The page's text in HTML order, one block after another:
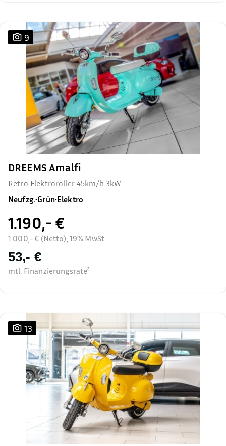
9
DREEMS Amalfi
Retro Elektroroller 45km/h 3kW
Neufzg.•Grün•Elektro
1.190,- €
1.000,- € (Netto), 19% MwSt.
53,- €
mtl. Finanzierungsrate²
13